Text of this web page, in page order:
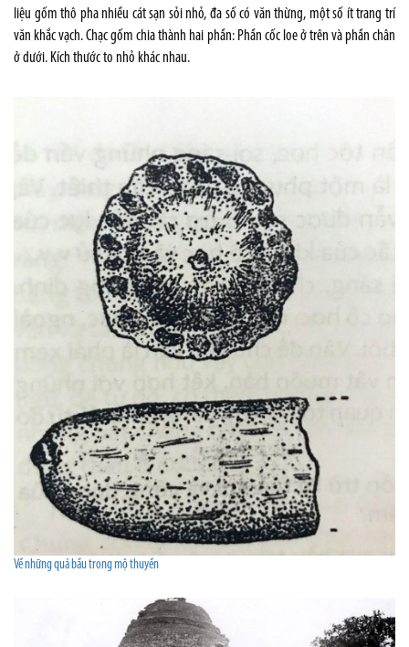
liệu gốm thô pha nhiều cát sạn sỏi nhỏ, đa số có văn thừng, một số ít trang trí
văn khắc vạch. Chạc gốm chia thành hai phần: Phần cốc loe ở trên và phần chân
ở dưới. Kích thước to nhỏ khác nhau.
Về những quả bầu trong mộ thuyền